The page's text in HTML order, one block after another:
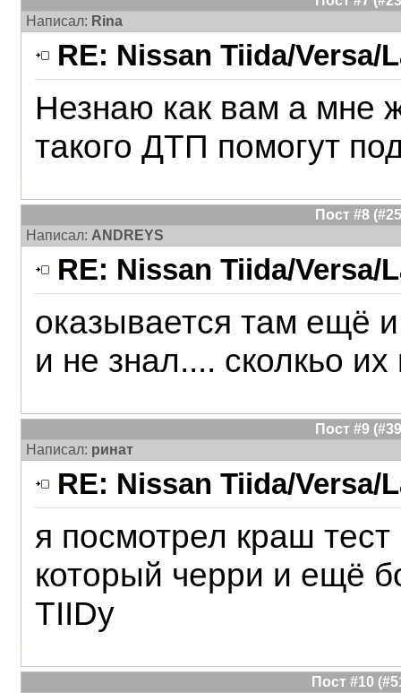
Написал: Rina
RE: Nissan Tiida/Versa/
Незнаю как вам а мне
такого ДТП помогут
Пост #8
Написал: ANDREYS
RE: Nissan Tiida/Versa/
оказывается там ещё
и не знал.... сколкьо
Пост #9
Написал: ринат
RE: Nissan Tiida/Versa/
я посмотрел краш
который черри и ещё
TIIDу
Пост #10